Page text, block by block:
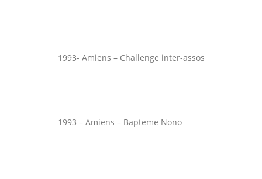
1993- Amiens – Challenge inter-assos
1993 – Amiens – Bapteme Nono